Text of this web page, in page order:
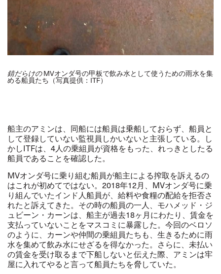
錆だらけのMVオンダ号の甲板で飲み水として使うための雨水を集
める船員たち（写真提供：ITF）
船主のアミンは、同船には船員は乗船しておらず、船員と
して登録していない監視員しかいないと主張している。し
かしITFは、4人の乗組員が資格をもった、れっきとしたる
船員であることを確認した。
MVオンダ号に乗り組む船員が船主による搾取を訴えるの
はこれが初めてではない。2018年12月、MVオンダ号に乗
り組んでいたインド人船員が、給料や食糧の配給を拒否さ
れたと訴えてきた。その時の船員の一人、モハメッド・ジ
ュビーン・カーンは、船主が過去18ヶ月にわたり、賃金を
支払っていないことをマスコミに暴露した。今回のベロソ
のように、カーンや仲間の乗組員たちも、生きるために雨
水を集めて飲み水にせざるを得なかった。さらに、未払い
の賃金を受け取るまで下船しないと伝えた際、アミンは牢
屋に入れてやると言って船員たちを脅していた。